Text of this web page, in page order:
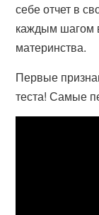
себе отчет в
каждым шагом
материнства.
Первые
теста! Самые